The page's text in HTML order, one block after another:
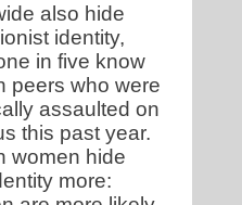
also hide
identity,
in five know
peers who were
assaulted on
this past year.
women hide
more: